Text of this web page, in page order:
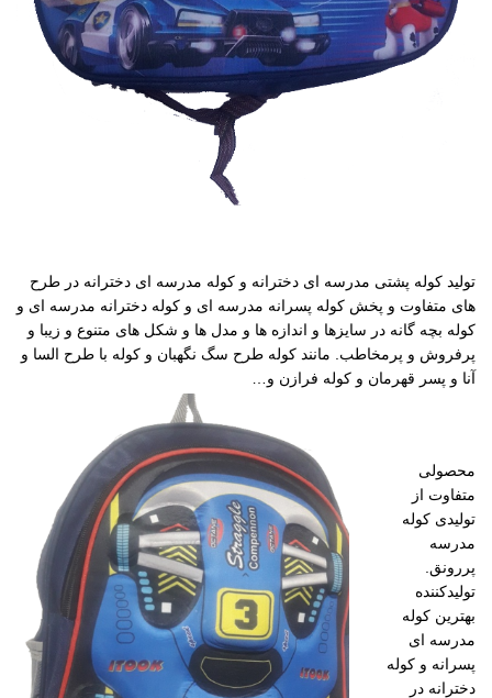
تولید کوله پشتی مدرسه ای دخترانه و کوله مدرسه ای دخترانه در طرح
های متفاوت و پخش کوله پسرانه مدرسه ای و کوله دخترانه مدرسه ای و
کوله بچه گانه در سایزها و اندازه ها و مدل ها و شکل های متنوع و زیبا و
پرفروش و پرمخاطب. مانند کوله طرح سگ نگهبان و کوله با طرح السا و
آنا و پسر قهرمان و کوله فرازن و…
محصولی
متفاوت از
تولیدی کوله
مدرسه
پررونق.
تولیدکننده
بهترین کوله
مدرسه ای
پسرانه و کوله
دخترانه در